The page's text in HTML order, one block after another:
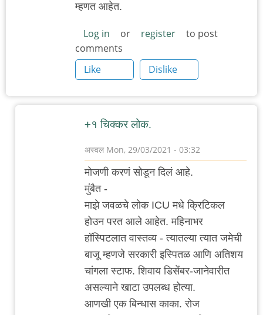
म्हणत आहेत.
Log in or register
to post
comments
Like
Dislike
+१ चिक्कर लोक.
अस्वल Mon, 29/03/2021 - 03:32
In
reply
to
संकीर्ण
by
adam
मोजणी करणं सोडून दिलं आहे.
मुंबैत -
माझे जवळचे लोक ICU मधे क्रिटिकल
होउन परत आले आहेत. महिनाभर
हॉस्पिटलात वास्तव्य - त्यातल्या त्यात जमेची
बाजू म्हणजे सरकारी इस्पितळ आणि अतिशय
चांगला स्टाफ. शिवाय डिसेंबर-जानेवारीत
असल्याने खाटा उपलब्ध होत्या.
आणखी एक बिन्धास काका. रोज